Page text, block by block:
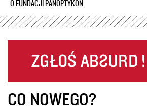
O FUNDACJI PANOPTYKON
CO NOWEGO?